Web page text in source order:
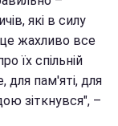
які в силу
жахливо все
їх спільній
для пам'яті, для
зіткнувся", –